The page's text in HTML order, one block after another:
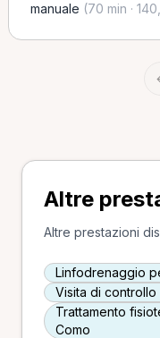
manuale (70 min ·
Altre
Altre prestazioni
Linfodrenaggio
Visita di controllo
Trattamento
Como